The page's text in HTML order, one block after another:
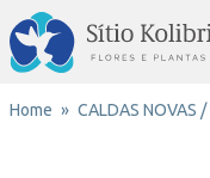
Home CALDAS NOVAS /